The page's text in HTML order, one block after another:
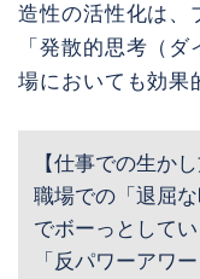
造性の活性化は、
「発散的思考（
場においても効果
【仕事での生かし
職場での「退屈
でボーっとして
「反パワーアワ